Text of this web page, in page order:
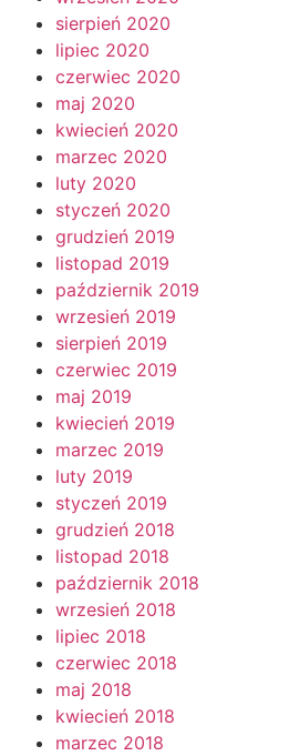
sierpień 2020
lipiec 2020
czerwiec 2020
maj 2020
kwiecień 2020
marzec 2020
luty 2020
styczeń 2020
grudzień 2019
listopad 2019
październik 2019
wrzesień 2019
sierpień 2019
czerwiec 2019
maj 2019
kwiecień 2019
marzec 2019
luty 2019
styczeń 2019
grudzień 2018
listopad 2018
październik 2018
wrzesień 2018
lipiec 2018
czerwiec 2018
maj 2018
kwiecień 2018
marzec 2018